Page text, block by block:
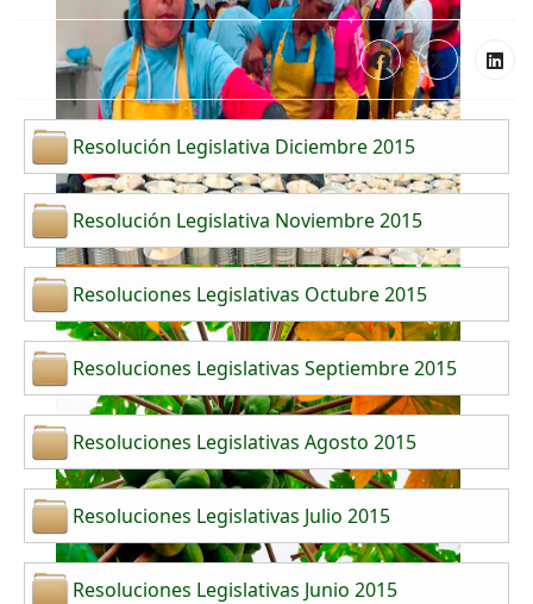
Resolución Legislativa Diciembre 2015
Resolución Legislativa Noviembre 2015
Resoluciones Legislativas Octubre 2015
Resoluciones Legislativas Septiembre 2015
Resoluciones Legislativas Agosto 2015
Resoluciones Legislativas Julio 2015
Resoluciones Legislativas Junio 2015